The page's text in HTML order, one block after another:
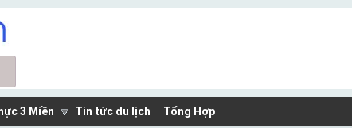
3 Miền Tin tức du lịch Tổng Hợp